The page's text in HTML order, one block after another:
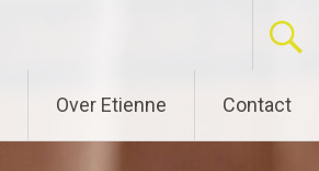
Over Etienne Contact